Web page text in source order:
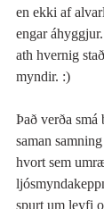
en ekki af
engar
ath hvernig
myndir. :)
Það verða smá
saman
hvort sem
spurt um leyfi